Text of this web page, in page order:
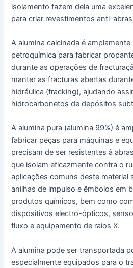
isolamento fazem dela uma
para criar revestimentos anti-
A alumina calcinada é
petroquímica para fabricar
durante as operações de
manter as fracturas abertas
hidráulica (fracking), ajudando
hidrocarbonetos de depósitos
A alumina pura (alumina 99%) é
fabricar peças para máquinas e
precisam de ser resistentes à
que isolam eficazmente contra o
aplicações comuns deste material
anilhas de impulso e êmbolos em
produtos químicos, bem como
dispositivos electro-ópticos,
fluxo e equipamento de raios X.
A alumina pode ser transportada
especialmente equipados para o